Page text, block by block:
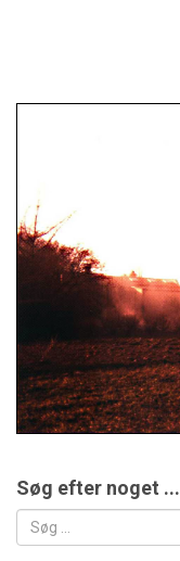
Søg efter noget ...
Søg